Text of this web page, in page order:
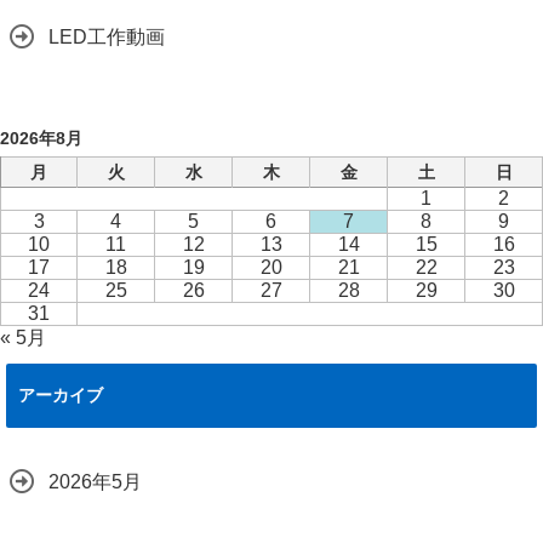
LED工作動画
2026年8月
月
火 水 木 金 土 日
1
2
3
4 5 6 7 8
9
10
11 12 13 14 15
16
17
18 19 20 21 22
23
24
25 26 27 28 29
30
31
« 5月
アーカイブ
2026年5月